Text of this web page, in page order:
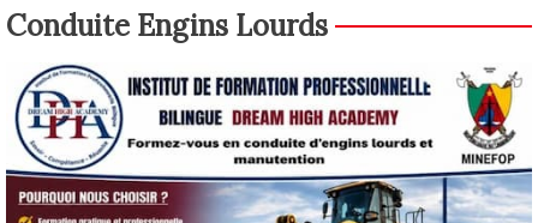
Conduite Engins Lourds